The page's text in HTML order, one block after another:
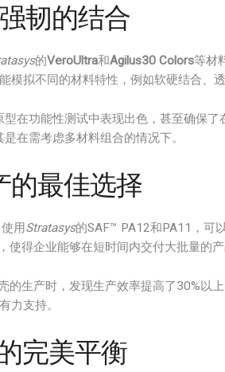
韧的结合
的VeroUltra和Agilus30 Colors等材
拟不同的材料特性，例如软硬结合、透
在功能性测试中表现出色，甚至确保了
在需考虑多材料组合的情况下。
的最佳选择
用Stratasys的SAF™ PA12和PA11，可
得企业能够在短时间内交付大批量的产
的生产时，发现生产效率提高了30%以
力支持。
完美平衡